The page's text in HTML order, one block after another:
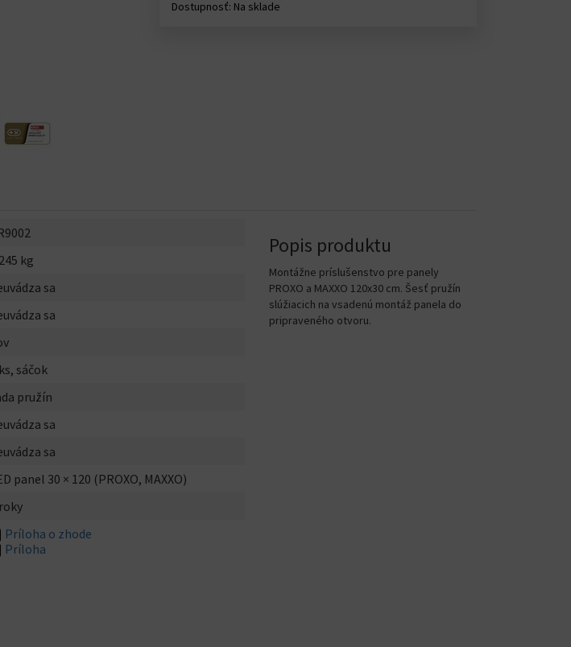
Dostupnosť: Na sklade
Popis produktu
Montážne príslušenstvo pre panely
PROXO a MAXXO 120x30 cm. Šesť pružín
slúžiacich na vsadenú montáž panela do
pripraveného otvoru.
kg
sa
sa
sáčok
pružín
sa
sa
panel 30 × 120 (PROXO, MAXXO)
Príloha o zhode
Príloha